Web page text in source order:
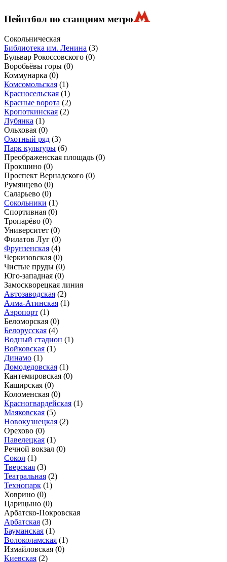
Пейнтбол по станциям метро
Сокольническая
Библиотека им. Ленина (3)
Бульвар Рокоссовского (0)
Воробьёвы горы (0)
Коммунарка (0)
Комсомольская (1)
Красносельская (1)
Красные ворота (2)
Кропоткинская (2)
Лубянка (1)
Ольховая (0)
Охотный ряд (3)
Парк культуры (6)
Преображенская площадь (0)
Прокшино (0)
Проспект Вернадского (0)
Румянцево (0)
Саларьево (0)
Сокольники (1)
Спортивная (0)
Тропарёво (0)
Университет (0)
Филатов Луг (0)
Фрунзенская (4)
Черкизовская (0)
Чистые пруды (0)
Юго-западная (0)
Замоскворецкая линия
Автозаводская (2)
Алма-Атинская (1)
Аэропорт (1)
Беломорская (0)
Белорусская (4)
Водный стадион (1)
Войковская (1)
Динамо (1)
Домодедовская (1)
Кантемировская (0)
Каширская (0)
Коломенская (0)
Красногвардейская (1)
Маяковская (5)
Новокузнецкая (2)
Орехово (0)
Павелецкая (1)
Речной вокзал (0)
Сокол (1)
Тверская (3)
Театральная (2)
Технопарк (1)
Ховрино (0)
Царицыно (0)
Арбатско-Покровская
Арбатская (3)
Бауманская (1)
Волоколамская (1)
Измайловская (0)
Киевская (2)